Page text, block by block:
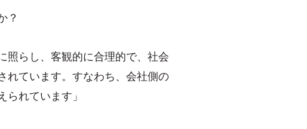
？
照らし、客観的に合理的で、社会
れています。すなわち、会社側の
れています」